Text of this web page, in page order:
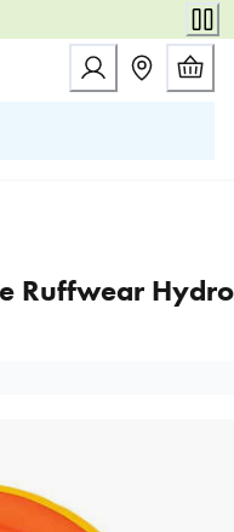
Hydro Plane
Ruffwear Hydro